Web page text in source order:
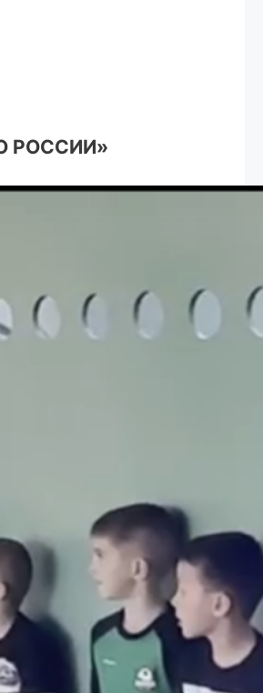
РОССИИ»